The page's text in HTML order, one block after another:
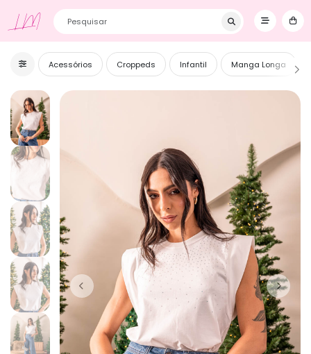
Primeira Compra? Utilize o cupom BEMVINDOS e ganhe 5% OFF! ❥
LM
Acessórios Croppeds Infantil Manga Longa